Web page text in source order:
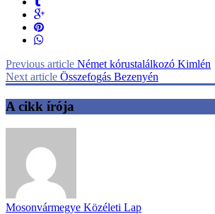
Previous article Német kórustalálkozó Kimlén
Next article Összefogás Bezenyén
A cikk írója
Mosonvármegye Közéleti Lap